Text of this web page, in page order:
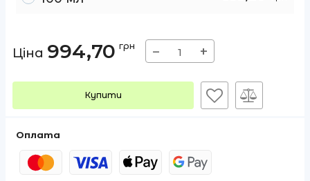
Ціна 994,70 грн − +
Купити
Оплата